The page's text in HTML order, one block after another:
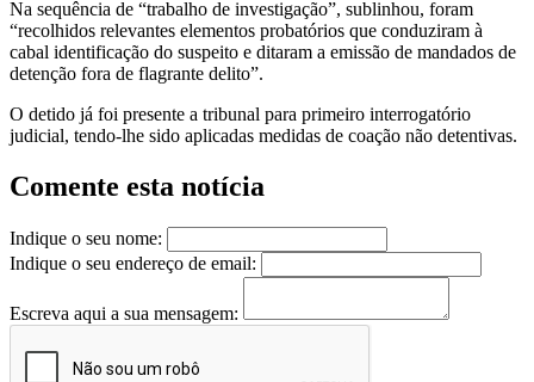
Na sequência de “trabalho de investigação”, sublinhou, foram
“recolhidos relevantes elementos probatórios que conduziram à
cabal identificação do suspeito e ditaram a emissão de mandados de
detenção fora de flagrante delito”.
O detido já foi presente a tribunal para primeiro interrogatório
judicial, tendo-lhe sido aplicadas medidas de coação não detentivas.
Comente esta notícia
Indique o seu nome:
Indique o seu endereço de email:
Escreva aqui a sua mensagem: